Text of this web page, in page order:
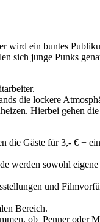
wird ein buntes
sich junge Punks
die lockere
Hierbei gehen die
die Gäste für 3,- € +
werden sowohl eigene
und
Bereich.
ob Penner oder